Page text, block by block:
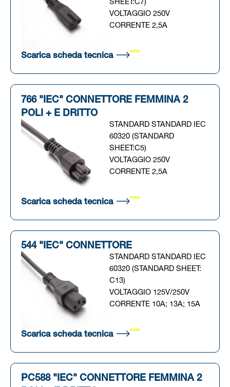
SHEET:C7)
VOLTAGGIO 250V
CORRENTE 2,5A
Scarica scheda tecnica (Si apre in una nuova
766 "IEC" CONNETTORE FEMMINA 2
POLI + E DRITTO
STANDARD STANDARD IEC
60320 (STANDARD
SHEET:C5)
VOLTAGGIO 250V
CORRENTE 2,5A
Scarica scheda tecnica (Si apre in una nuova
544 "IEC" CONNETTORE
STANDARD STANDARD IEC
60320 (STANDARD SHEET:
C13)
VOLTAGGIO 125V/250V
CORRENTE 10A; 13A; 15A
Scarica scheda tecnica (Si apre in una nuova
PC588 "IEC" CONNETTORE FEMMINA 2